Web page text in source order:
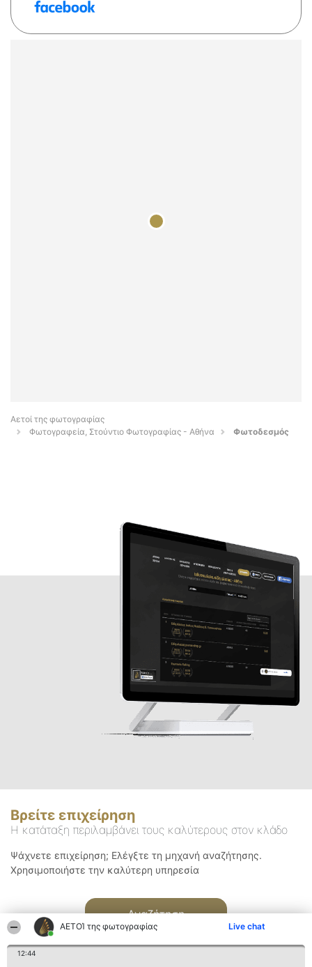
ΑΕΤΟΊ της φωτογραφίας Live chat
12:44
Αετοί της φωτογραφίας
Φωτογραφεία, Στούντιο Φωτογραφίας - Αθήνα
Φωτοδεσμός
Βρείτε επιχείρηση
Η κατάταξη περιλαμβάνει τους καλύτερους στον κλάδο
Ψάχνετε επιχείρηση; Ελέγξτε τη μηχανή αναζήτησης.
Χρησιμοποιήστε την καλύτερη υπηρεσία
Αναζήτηση